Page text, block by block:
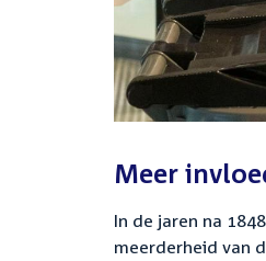
Meer
In de jaren na
meerderheid van